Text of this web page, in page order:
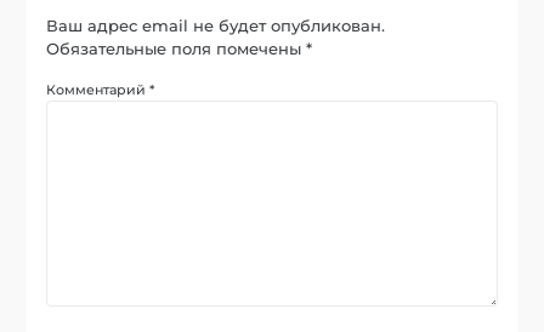
Ваш адрес email не будет опубликован.
Обязательные поля помечены*
Комментарий*